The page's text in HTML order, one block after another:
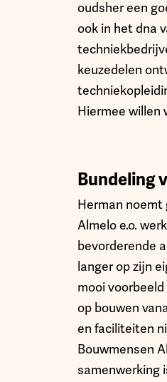
oudsher een
ook in het dna
keuzedelen
Hiermee willen
Bundeling
Herman noemt
Almelo e.o.
bevorderende
langer op zijn
mooi
op bouwen
en faciliteiten
Bouwmensen
samenwerking